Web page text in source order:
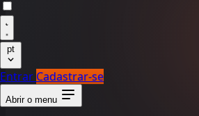
pt
Entrar Cadastrar-se
Abrir o menu